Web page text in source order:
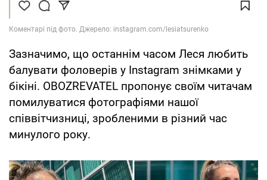
Зазначимо, що останнім часом Леся любить
балувати фоловерів у Instagram знімками у
бікіні. OBOZREVATEL пропонує своїм читачам
помилуватися фотографіями нашої
співвітчизниці, зробленими в різний час
минулого року.